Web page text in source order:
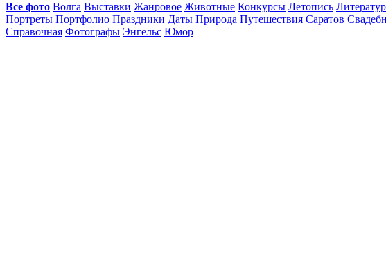
Все фото Волга Выставки Жанровое Животные Конкурсы Летопись
Портреты Портфолио Праздники Даты Природа Путешествия Саратов
Справочная Фотографы Энгельс Юмор